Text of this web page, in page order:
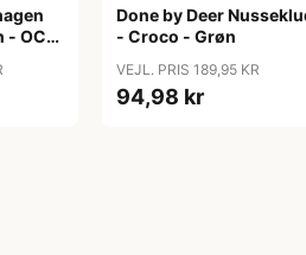
- OCS
Done by Deer
- Croco - Grøn
VEJL. PRIS 189,95 KR
94,98 kr